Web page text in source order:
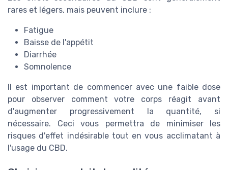
rares et légers, mais peuvent inclure :
Fatigue
Baisse de l'appétit
Diarrhée
Somnolence
Il est important de commencer avec une faible dose
pour observer comment votre corps réagit avant
d'augmenter progressivement la quantité, si
nécessaire. Ceci vous permettra de minimiser les
risques d'effet indésirable tout en vous acclimatant à
l'usage du CBD.